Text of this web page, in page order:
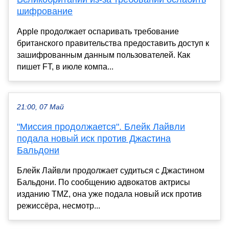
шифрование
Apple продолжает оспаривать требование
британского правительства предоставить доступ к
зашифрованным данным пользователей. Как
пишет FT, в июле компа...
21:00, 07 Май
"Миссия продолжается". Блейк Лайвли
подала новый иск против Джастина
Бальдони
Блейк Лайвли продолжает судиться с Джастином
Бальдони. По сообщению адвокатов актрисы
изданию TMZ, она уже подала новый иск против
режиссёра, несмотр...